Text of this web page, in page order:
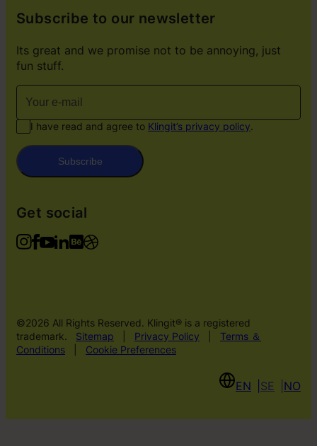
Subscribe to our newsletter
Its great and we promise not to be annoying, just
fun stuff.
I have read and agree to Klingit’s privacy policy.
Subscribe
Get social
©2026 All Rights Reserved. Klingit® is a registered
trademark.
Sitemap Privacy Policy
Terms ＆
Conditions
Cookie Preferences
EN SE NO